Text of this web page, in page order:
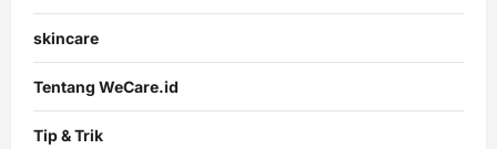
skincare
Tentang WeCare.id
Tip & Trik